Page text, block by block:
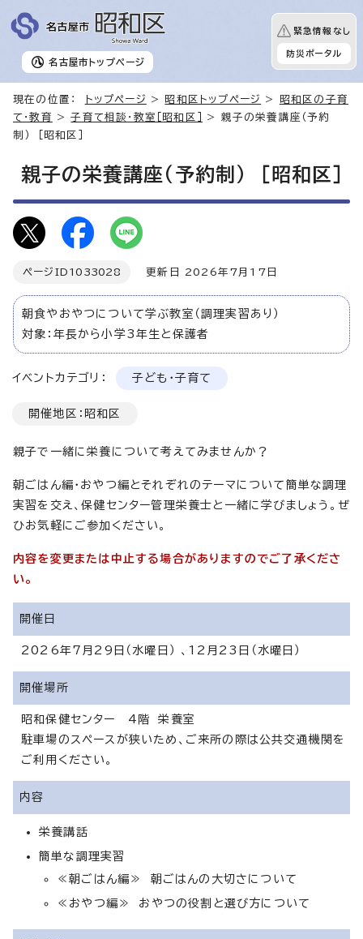
名古屋市 トップページ
緊急情報なし
防災ポータル
現在の位置： トップページ > 昭和区トップページ >
昭和区の子育
て・教育
>子育て相談・教室［昭和区］
> 親子の栄養講座（予約
制） ［昭和区］
親子の栄養講座（予約制） ［昭和区］
ページID 1033028 更新日 2026年7月17日
朝食やおやつについて学ぶ教室（調理実習あり）
対象：年長から小学3年生と保護者
イベントカテゴリ： 子ども・子育て
開催地区：昭和区
親子で一緒に栄養について考えてみませんか？
朝ごはん編・おやつ編とそれぞれのテーマについて簡単な調理
実習を交え、保健センター管理栄養士と一緒に学びましょう。ぜ
ひお気軽にご参加ください。
内容を変更または中止する場合がありますのでご了承くださ
い。
開催日
2026年7月29日（水曜日） 、12月23日（水曜日）
開催場所
昭和保健センター 4階 栄養室
駐車場のスペースが狭いため、ご来所の際は公共交通機関を
ご利用ください。
内容
栄養講話
簡単な調理実習
≪朝ごはん編≫ 朝ごはんの大切さについて
≪おやつ編≫ おやつの役割と選び方について